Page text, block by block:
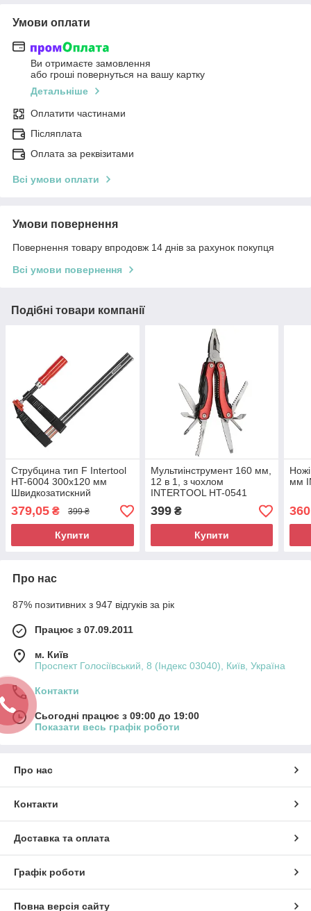
Умови оплати
Ви отримаєте замовлення
або гроші повернуться на вашу картку
Детальніше
Оплатити частинами
Післяплата
Оплата за реквізитами
Всі умови оплати
Умови повернення
Повернення товару впродовж 14 днів за рахунок покупця
Всі умови повернення
Подібні товари компанії
Струбцина тип F Intertool
HT-6004 300х120 мм
Швидкозатискний
струбцина Затискна
струбцина
379,05 ₴ 399 ₴
Купити
Мультиінструмент 160 мм,
12 в 1, з чохлом
INTERTOOL HT-0541
399₴
Купити
мм
Про нас
87% позитивних з 947 відгуків за рік
Працює з 07.09.2011
м. Київ
Проспект Голосіївський, 8 (Індекс 03040), Київ, Україна
Контакти
Сьогодні працює з 09:00 до 19:00
Показати весь графік роботи
Про нас
Контакти
Доставка та оплата
Графік роботи
Повна версія сайту